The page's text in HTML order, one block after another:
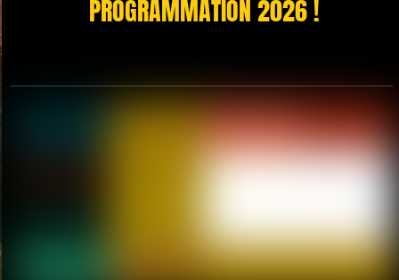
PROGRAMMATION 2026 !